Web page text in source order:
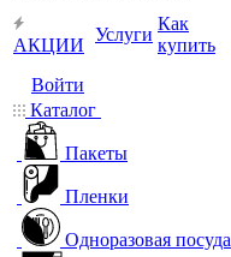
АКЦИИ
Услуги
Как
купить
Войти
Каталог
Пакеты
Пленки
Одноразовая посуда